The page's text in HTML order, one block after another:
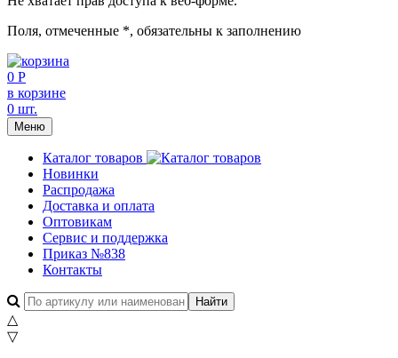
Поля, отмеченные *, обязательны к заполнению
0 Р
в корзине
0 шт.
Меню
Каталог товаров
Новинки
Распродажа
Доставка и оплата
Оптовикам
Сервис и поддержка
Приказ №838
Контакты
△
▽